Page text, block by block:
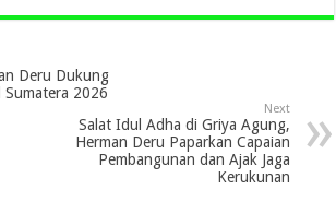
Deru Dukung
Sumatera 2026
Next
Salat Idul Adha di Griya Agung,
Herman Deru Paparkan Capaian
Pembangunan dan Ajak Jaga
Kerukunan